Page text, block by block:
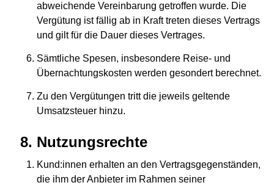
abweichende Vereinbarung getroffen wurde. Die
Vergütung ist fällig ab in Kraft treten dieses Vertrags
und gilt für die Dauer dieses Vertrages.
Sämtliche Spesen, insbesondere Reise- und
Übernachtungskosten werden gesondert berechnet.
Zu den Vergütungen tritt die jeweils geltende
Umsatzsteuer hinzu.
Nutzungsrechte
Kund:innen erhalten an den Vertragsgegenständen,
die ihm der Anbieter im Rahmen seiner